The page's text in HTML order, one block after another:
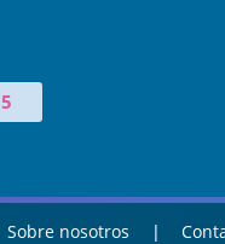
Sobre nosotros